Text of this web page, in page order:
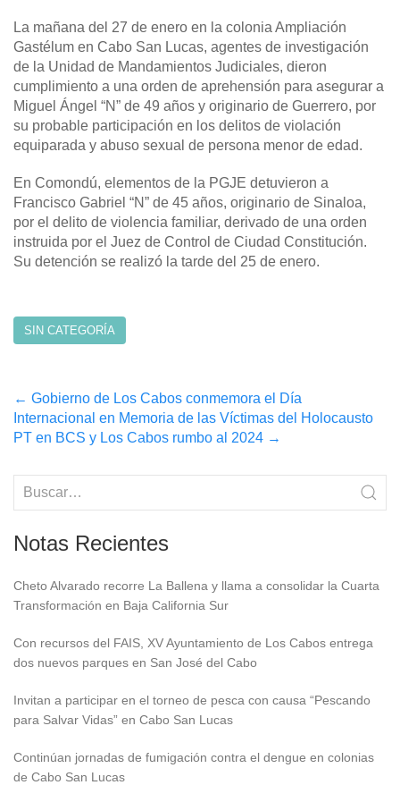
La mañana del 27 de enero en la colonia Ampliación
Gastélum en Cabo San Lucas, agentes de investigación
de la Unidad de Mandamientos Judiciales, dieron
cumplimiento a una orden de aprehensión para asegurar a
Miguel Ángel “N” de 49 años y originario de Guerrero, por
su probable participación en los delitos de violación
equiparada y abuso sexual de persona menor de edad.
En Comondú, elementos de la PGJE detuvieron a
Francisco Gabriel “N” de 45 años, originario de Sinaloa,
por el delito de violencia familiar, derivado de una orden
instruida por el Juez de Control de Ciudad Constitución.
Su detención se realizó la tarde del 25 de enero.
SIN CATEGORÍA
Post
navigation
← Gobierno de Los Cabos conmemora el Día
Internacional en Memoria de las Víctimas del Holocausto
PT en BCS y Los Cabos rumbo al 2024 →
Notas Recientes
Cheto Alvarado recorre La Ballena y llama a consolidar la Cuarta
Transformación en Baja California Sur
Con recursos del FAIS, XV Ayuntamiento de Los Cabos entrega
dos nuevos parques en San José del Cabo
Invitan a participar en el torneo de pesca con causa “Pescando
para Salvar Vidas” en Cabo San Lucas
Continúan jornadas de fumigación contra el dengue en colonias
de Cabo San Lucas